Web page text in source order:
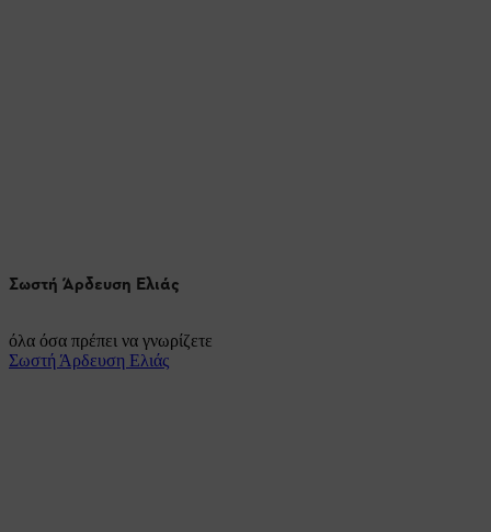
Σωστή Άρδευση Ελιάς
όλα όσα πρέπει να γνωρίζετε
Σωστή Άρδευση Ελιάς